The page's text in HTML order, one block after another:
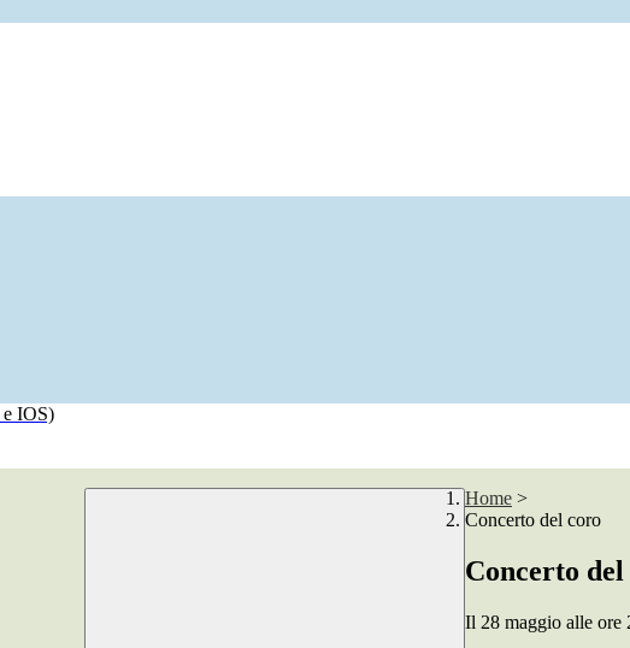
e IOS)
Home >
Concerto del coro
Concerto
Il 28 maggio alle ore